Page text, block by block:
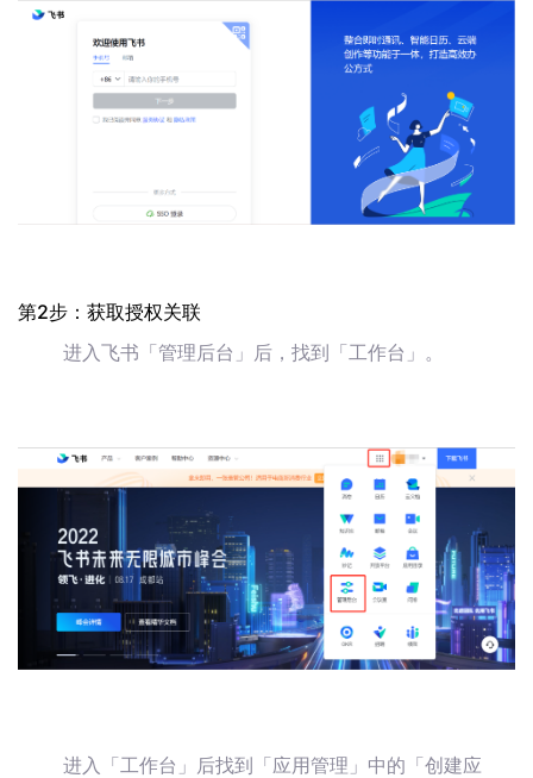
第2步：获取授权关联
进入飞书「管理后台」后，找到「工作台」。
进入「工作台」后找到「应用管理」中的「创建应